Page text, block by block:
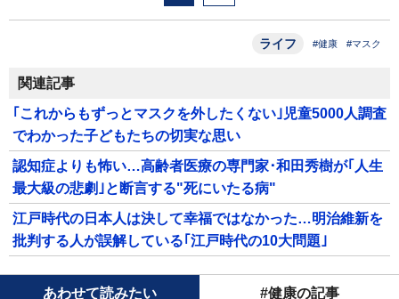
ライフ #健康 #マスク
関連記事
｢これからもずっとマスクを外したくない｣児童5000人調査
でわかった子どもたちの切実な思い
認知症よりも怖い…高齢者医療の専門家･和田秀樹が｢人生
最大級の悲劇｣と断言する"死にいたる病"
江戸時代の日本人は決して幸福ではなかった…明治維新を
批判する人が誤解している｢江戸時代の10大問題｣
あわせて読みたい #健康の記事